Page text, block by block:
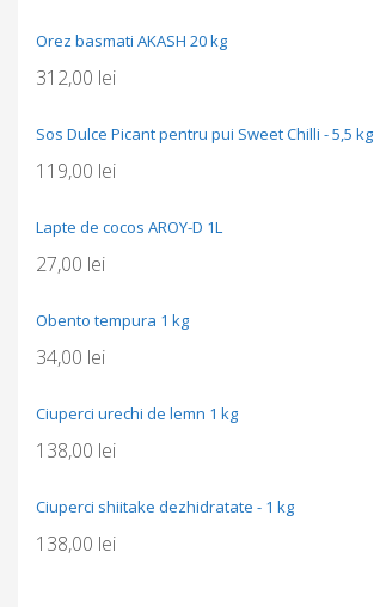
Orez basmati AKASH 20 kg
312,00 lei
Sos Dulce Picant pentru pui Sweet Chilli - 5,5 kg
119,00 lei
Lapte de cocos AROY-D 1L
27,00 lei
Obento tempura 1 kg
34,00 lei
Ciuperci urechi de lemn 1 kg
138,00 lei
Ciuperci shiitake dezhidratate - 1 kg
138,00 lei